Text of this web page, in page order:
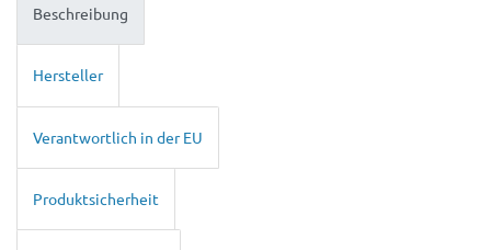
Beschreibung
Hersteller
Verantwortlich in der EU
Produktsicherheit